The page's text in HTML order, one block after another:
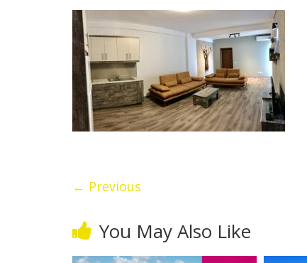
← Previous
You May Also Like